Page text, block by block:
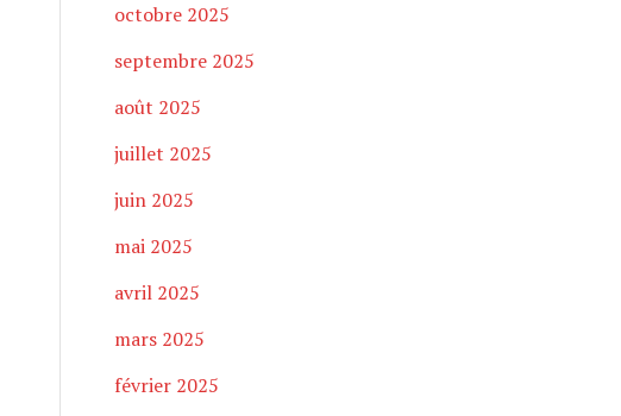
octobre 2025
septembre 2025
août 2025
juillet 2025
juin 2025
mai 2025
avril 2025
mars 2025
février 2025